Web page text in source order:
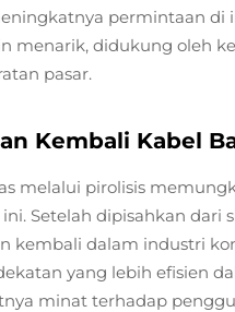
permintaan di
menarik, didukung oleh
pasar.
Kembali Kabel
melalui pirolisis
Setelah dipisahkan dari
kembali dalam industri
yang lebih efisien
minat terhadap